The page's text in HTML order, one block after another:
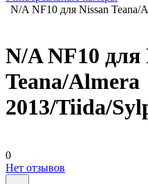
N/A NF10 для Nissan Teana/
N/A NF10 для
Teana/Almera
2013/Tiida/
0
Нет отзывов